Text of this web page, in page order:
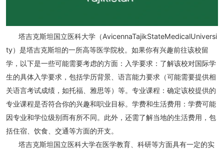
塔吉克斯坦国立医科大学（AvicennaTajikStateMedicalUniversi
ty）是塔吉克斯坦的一所高等医学院校。如果你有兴趣前往该校留
学，以下是一些可能需要考虑的方面：入学要求：了解该校对国际学
生的具体入学要求，包括学历背景、语言能力要求（可能需要提供相
关语言考试成绩，如托福、雅思等）等。专业课程：确定该校提供的
专业课程是否符合你的兴趣和职业目标。学费和生活费用：学费可能
因专业和学位级别而有所不同。此外，还需了解当地的生活费用，包
括住宿、饮食、交通等方面的开支。
塔吉克斯坦国立医科大学在医学教育、科研等方面具有一定的实